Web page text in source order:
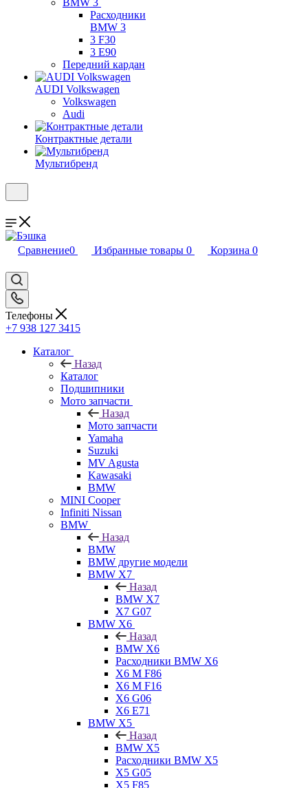
BMW 3
Расходники
BMW 3
3 F30
3 E90
Передний кардан
AUDI Volkswagen
Volkswagen
Audi
Контрактные детали
Мультибренд
Сравнение0 Избранные товары 0 Корзина 0
Телефоны
+7 938 127 3415
Каталог
Назад
Каталог
Подшипники
Мото запчасти
Назад
Мото запчасти
Yamaha
Suzuki
MV Agusta
Kawasaki
BMW
MINI Cooper
Infiniti Nissan
BMW
Назад
BMW
BMW другие модели
BMW X7
Назад
BMW X7
X7 G07
BMW X6
Назад
BMW X6
Расходники BMW X6
X6 M F86
X6 M F16
X6 G06
X6 E71
BMW X5
Назад
BMW X5
Расходники BMW X5
X5 G05
X5 F85